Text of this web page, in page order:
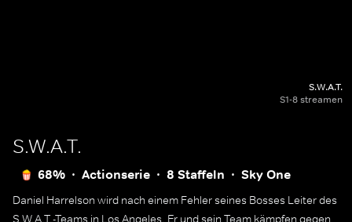
S.W.A.T.
S1-8 streamen
S.W.A.T.
68% Actionserie 8 Staffeln Sky One
Daniel Harrelson wird nach einem Fehler seines Bosses Leiter des
S.W.A.T.-Teams in Los Angeles. Er und sein Team kämpfen gegen